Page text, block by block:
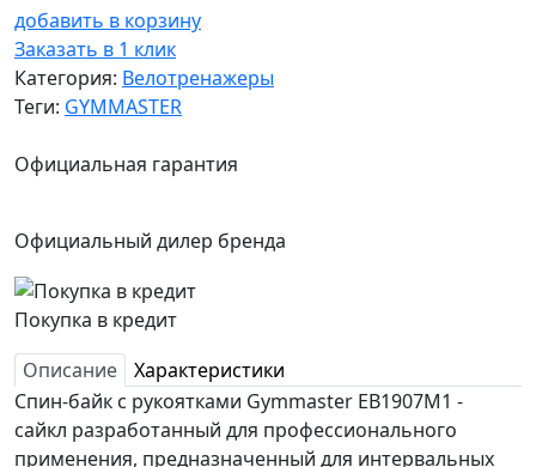
добавить в корзину
Заказать в 1 клик
Категория: Велотренажеры
Теги: GYMMASTER
Официальная гарантия
Официальный дилер бренда
Покупка в кредит
Описание
Характеристики
Спин-байк с рукоятками Gymmaster EB1907M1 -
сайкл разработанный для профессионального
применения, предназначенный для интервальных